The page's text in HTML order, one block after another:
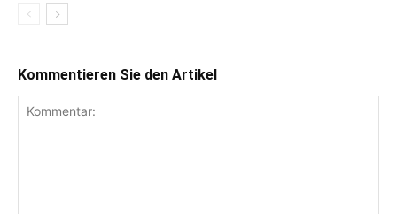
Kommentieren Sie den Artikel